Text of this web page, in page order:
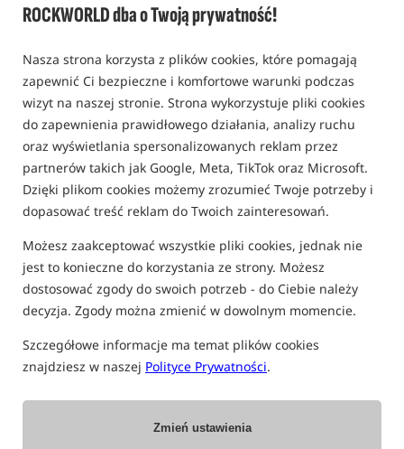
ROCKWORLD dba o Twoją prywatność!
Nasza strona korzysta z plików cookies, które pomagają
zapewnić Ci bezpieczne i komfortowe warunki podczas
wizyt na naszej stronie. Strona wykorzystuje pliki cookies
do zapewnienia prawidłowego działania, analizy ruchu
oraz wyświetlania spersonalizowanych reklam przez
partnerów takich jak Google, Meta, TikTok oraz Microsoft.
Dzięki plikom cookies możemy zrozumieć Twoje potrzeby i
dopasować treść reklam do Twoich zainteresowań.
Możesz zaakceptować wszystkie pliki cookies, jednak nie
jest to konieczne do korzystania ze strony. Możesz
dostosować zgody do swoich potrzeb - do Ciebie należy
decyzja. Zgody można zmienić w dowolnym momencie.
Szczegółowe informacje ma temat plików cookies
znajdziesz w naszej Polityce Prywatności.
Zmień ustawienia
(część opcji mogła zostać ukryta przez wybrany sposób filtrowania)